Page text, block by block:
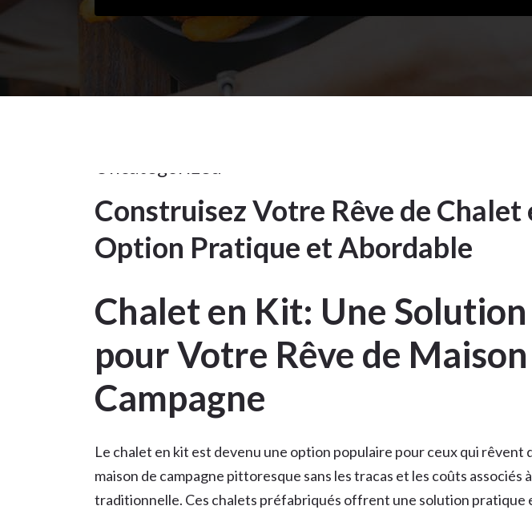
13
JUIN
2025
Construisez Votre Rêve de Chalet
Option Pratique et Abordable
Chalet en Kit: Une
pour Votre Rêve de
Campagne
Le chalet en kit est devenu une option populaire pour ceux qui rêvent
maison de campagne pittoresque sans les tracas et les coûts associés
traditionnelle. Ces chalets préfabriqués offrent une solution pratique